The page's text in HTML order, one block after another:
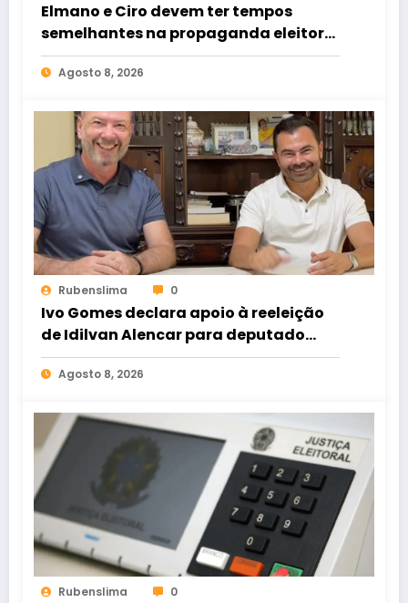
Elmano e Ciro devem ter tempos
semelhantes na propaganda eleitoral
de rádio e TV
Agosto 8, 2026
Rubenslima 0
Ivo Gomes declara apoio à reeleição
de Idilvan Alencar para deputado
federal
Agosto 8, 2026
Rubenslima 0